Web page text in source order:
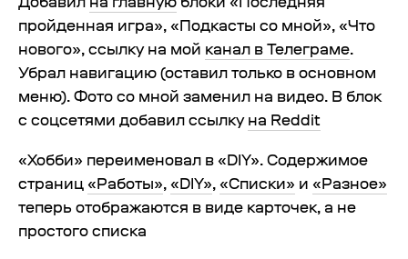
пройденная игра», «Подкасты со мной», «Что
нового», ссылку на мой канал в Телеграме.
Убрал навигацию (оставил только в основном
меню). Фото со мной заменил на видео. В блок
с соцсетями добавил ссылкуна Reddit
«Хобби» переименовал в «DIY». Содержимое
страниц«Работы»,«DIY»,«Списки» и «Разное»
теперь отображаются в виде карточек, а не
простого списка